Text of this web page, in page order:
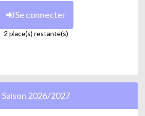
Se connecter
2 place(s) restante(s)
Saison 2026/2027